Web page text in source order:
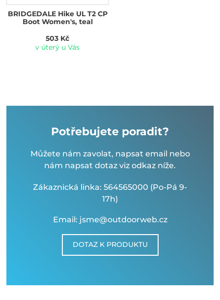
BRIDGEDALE Hike UL T2 CP
Boot Women's, teal
503 Kč
v úterý u Vás
Potřebujete poradit?
Můžete nám zavolat, napsat email nebo
nám napsat dotaz viz odkaz níže.
Zákaznická linka: 564565000 (Po-Pá 9-
17h)
Email: jsme@outdoorweb.cz
DOTAZ K PRODUKTU